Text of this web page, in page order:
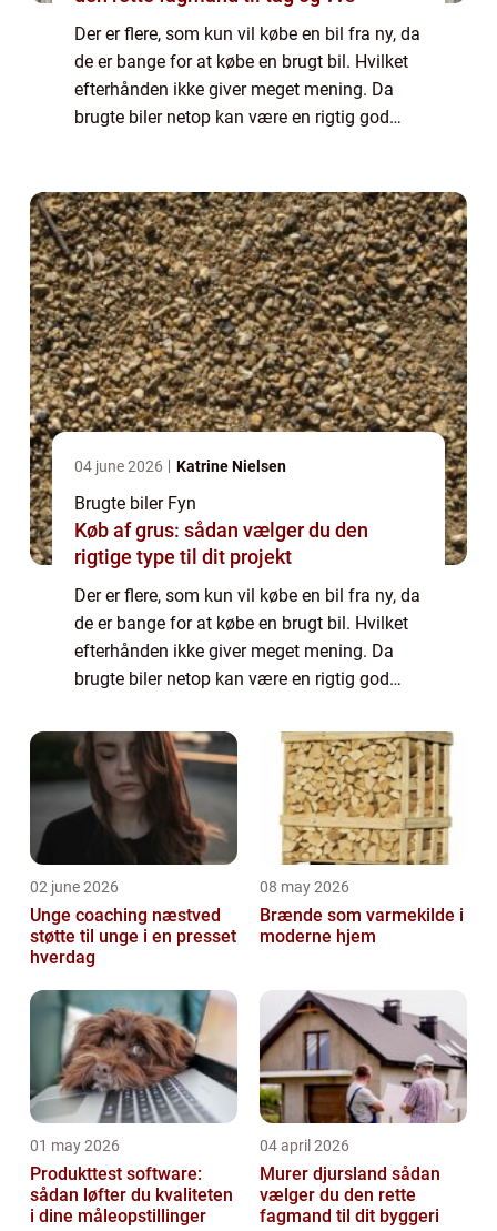
Der er flere, som kun vil købe en bil fra ny, da
de er bange for at købe en brugt bil. Hvilket
efterhånden ikke giver meget mening. Da
brugte biler netop kan være en rigtig god
04 june 2026 Katrine Nielsen
Brugte biler Fyn
Køb af grus: sådan vælger du den
rigtige type til dit projekt
Der er flere, som kun vil købe en bil fra ny, da
de er bange for at købe en brugt bil. Hvilket
efterhånden ikke giver meget mening. Da
brugte biler netop kan være en rigtig god
dem, som sælger brugte bil...
02 june 2026
Unge coaching næstved
støtte til unge i en presset
hverdag
08 may 2026
Brænde som varmekilde i
moderne hjem
01 may 2026
Produkttest software:
sådan løfter du kvaliteten
i dine måleopstillinger
04 april 2026
Murer djursland sådan
vælger du den rette
fagmand til dit byggeri